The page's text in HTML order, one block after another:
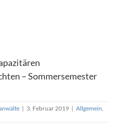
– Sommersemester
| 3. Februar 2019 | Allgemein,